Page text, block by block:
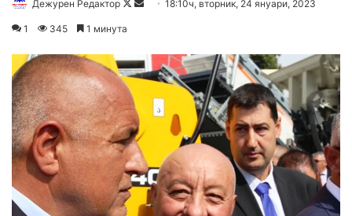
Дежурен Редактор
Follow
Send18:10ч, вторник, 24 януари, 2023
1 345 1 минута